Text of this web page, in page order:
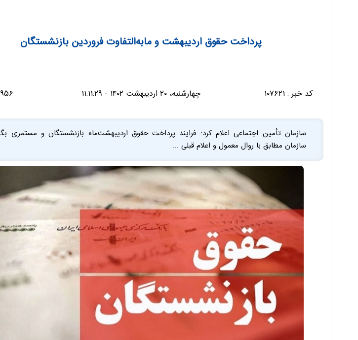
پرداخت حقوق اردیبهشت و مابه‌التفاوت فروردین بازنشستگان
کد خبر : ۱۰۷۶۲۱ چهارشنبه، ۲۰ اردیبهشت ۱۴۰۲ - ۱۱:۱۱:۲۹ ۱۰۹۵۶
سازمان تأمین اجتماعی اعلام کرد: فرایند پرداخت حقوق اردیبهشت‌ماه بازنشستگان و مستمری‌
سازمان مطابق با روال معمول و اعلام قبلی ...